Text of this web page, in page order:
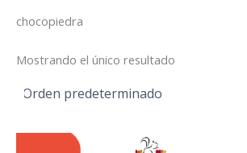
chocopiedra
Mostrando el único resultado